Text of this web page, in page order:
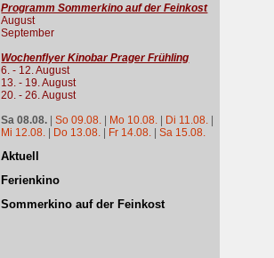
Programm Sommerkino auf der Feinkost
August
September
Wochenflyer Kinobar Prager Frühling
6. - 12. August
13. - 19. August
20. - 26. August
Sa 08.08. |So 09.08. | Mo 10.08. | Di 11.08. |
Mi 12.08. | Do 13.08. | Fr 14.08. |Sa 15.08.
Aktuell
Ferienkino
Sommerkino auf der Feinkost